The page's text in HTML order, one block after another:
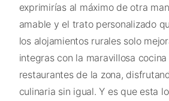
exprimirías al máximo de otra
amable y el trato personalizado
los alojamientos rurales solo
integras con la maravillosa
restaurantes de la zona,
culinaria sin igual. Y es que esta